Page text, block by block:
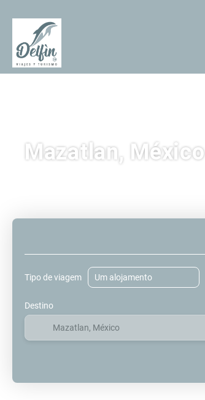
Mazatlan, México
Tipo de viagem
Destino